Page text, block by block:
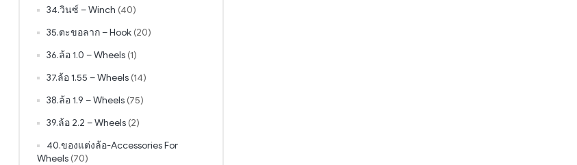
34.วินซ์ – Winch (40)
35.ตะขอลาก – Hook (20)
36.ล้อ 1.0 – Wheels (1)
37.ล้อ 1.55 – Wheels (14)
38.ล้อ 1.9 – Wheels (75)
39.ล้อ 2.2 – Wheels (2)
40.ของแต่งล้อ-Accessories For
Wheels (70)